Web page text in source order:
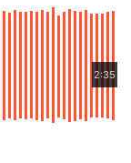
2:35